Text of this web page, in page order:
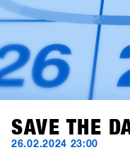
SAVE THE
26.02.2024 23:00